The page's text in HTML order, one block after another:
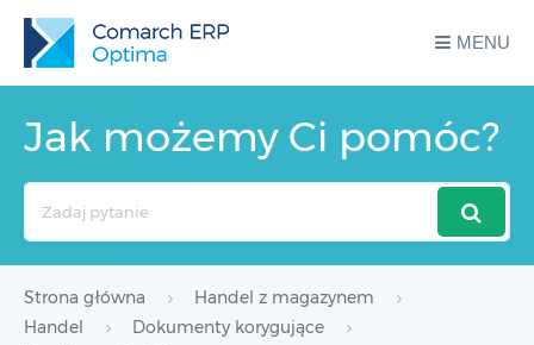
MENU
Jak możemy Ci pomóc?
Strona główna
Handel z magazynem
Handel
Dokumenty korygujące